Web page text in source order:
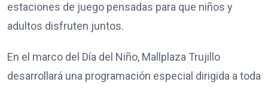
estaciones de juego pensadas para que niños y
adultos disfruten juntos.
En el marco del Día del Niño, Mallplaza Trujillo
desarrollará una programación especial dirigida a toda